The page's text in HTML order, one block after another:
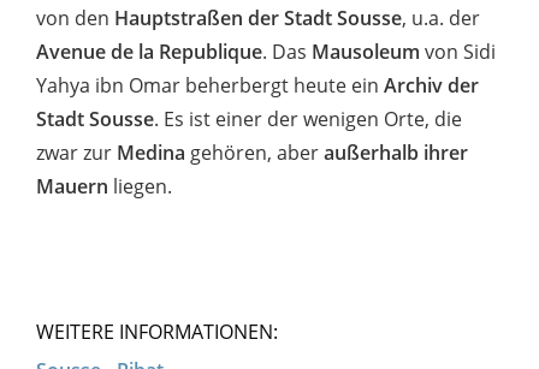
von den Hauptstraßen der Stadt Sousse, u.a. der
Avenue de la Republique. Das Mausoleum von Sidi
Yahya ibn Omar beherbergt heute ein Archiv der
Stadt Sousse. Es ist einer der wenigen Orte, die
zwar zur Medina gehören, aberaußerhalb ihrer
Mauern liegen.
WEITERE INFORMATIONEN: